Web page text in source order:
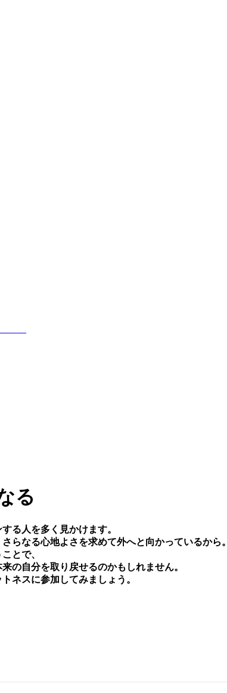
る
る⼈を多く⾒かけます。
らなる⼼地よさを求めて外へと向かっているから。
とで、
の⾃分を取り戻せるのかもしれません。
ネスに参加してみましょう。